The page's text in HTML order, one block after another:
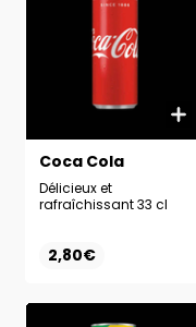
Coca Cola
Délicieux et
rafraîchissant 33 cl
2,80€